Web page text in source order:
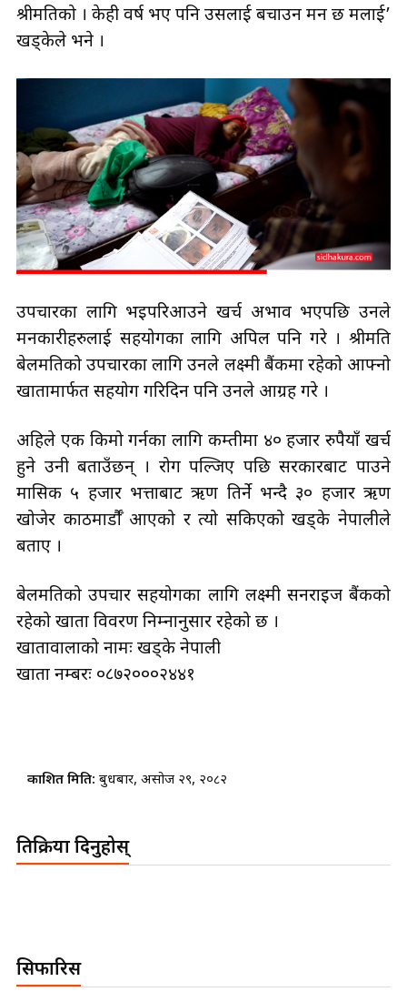
श्रीमतिको । केही वर्ष भए पनि उसलाई बचाउन मन छ मलाई’
खड्केले भने ।
उपचारका लागि भइपरिआउने खर्च अभाव भएपछि उनले
मनकारीहरुलाई सहयोगका लागि अपिल पनि गरे । श्रीमति
बेलमतिको उपचारका लागि उनले लक्ष्मी बैंकमा रहेको आफ्नो
खातामार्फत सहयोग गरिदिन पनि उनले आग्रह गरे ।
अहिले एक किमो गर्नका लागि कम्तीमा ४० हजार रुपैयाँ खर्च
हुने उनी बताउँछन् । रोग पल्जिए पछि सरकारबाट पाउने
मासिक ५ हजार भत्ताबाट ऋण तिर्ने भन्दै ३० हजार ऋण
खोजेर काठमार्डौँ आएको र त्यो सकिएको खड्के नेपालीले
बताए ।
बेलमतिको उपचार सहयोगका लागि लक्ष्मी सनराइज बैंकको
रहेको खाता विवरण निम्नानुसार रहेको छ ।
खातावालाको नामः खड्के नेपाली
खाता नम्बरः ०८७२०००२४४१
प्रकाशित मिति: बुधबार, असोज २९, २०८२
प्रतिक्रिया दिनुहोस्
सिफारिस